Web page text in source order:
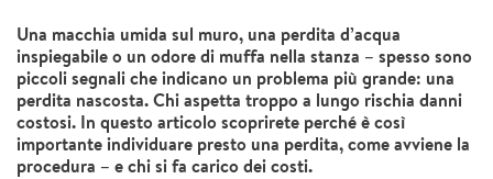
Una macchia umida sul muro, una perdita d’acqua
inspiegabile o un odore di muffa nella stanza – spesso sono
piccoli segnali che indicano un problema più grande: una
perdita nascosta. Chi aspetta troppo a lungo rischia danni
costosi. In questo articolo scoprirete perché è così
importante individuare presto una perdita, come avviene la
procedura – e chi si fa carico dei costi.